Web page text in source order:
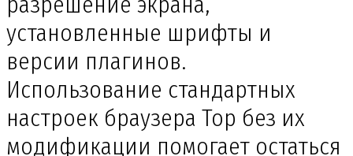
установленные шрифты и
версии плагинов.
Использование стандартных
настроек браузера Тор без их
модификации помогает остаться